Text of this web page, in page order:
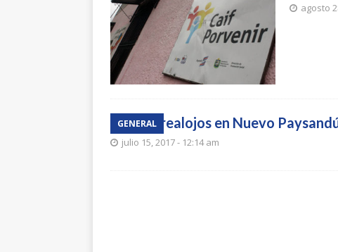
agosto
GENERAL
Plan de realojos en Nuevo
julio 15, 2017 - 12:14 am